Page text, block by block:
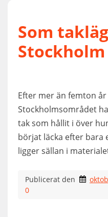
Som
Stockholm
Efter mer än femton
Stockholmsområdet
tak som hållit i över
börjat läcka efter bara
ligger sällan i
Publicerat den
0